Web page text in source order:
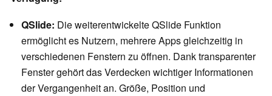
QSlide: Die weiterentwickelte QSlide Funktion
ermöglicht es Nutzern, mehrere Apps gleichzeitig in
verschiedenen Fenstern zu öffnen. Dank transparenter
Fenster gehört das Verdecken wichtiger Informationen
der Vergangenheit an. Größe, Position und